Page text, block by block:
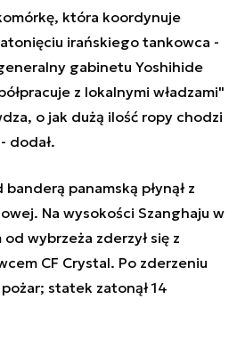
która koordynuje
irańskiego tankowca -
gabinetu Yoshihide
z lokalnymi władzami"
o jak dużą ilość ropy chodzi
dodał.
panamską płynął z
Na wysokości Szanghaju w
wybrzeża zderzył się z
CF Crystal. Po zderzeniu
statek zatonął 14